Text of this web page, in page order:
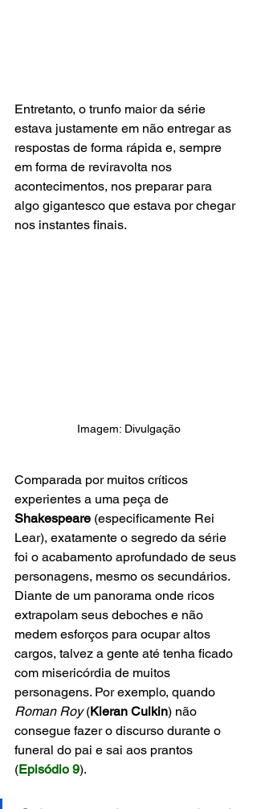
Entretanto, o trunfo maior da série
estava justamente em não entregar as
respostas de forma rápida e, sempre
em forma de reviravolta nos
acontecimentos, nos preparar para
algo gigantesco que estava por chegar
nos instantes finais.
Imagem: Divulgação
Comparada por muitos críticos
experientes a uma peça de
Shakespeare (especificamente Rei
Lear), exatamente o segredo da série
foi o acabamento aprofundado de seus
personagens, mesmo os secundários.
Diante de um panorama onde ricos
extrapolam seus deboches e não
medem esforços para ocupar altos
cargos, talvez a gente até tenha ficado
com misericórdia de muitos
personagens. Por exemplo, quando
Roman Roy (Kieran Culkin) não
consegue fazer o discurso durante o
funeral do pai e sai aos prantos
(Episódio 9).